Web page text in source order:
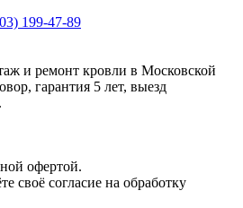
199-47-89
и ремонт кровли в Московской
гарантия 5 лет, выезд
офертой.
своё согласие на обработку